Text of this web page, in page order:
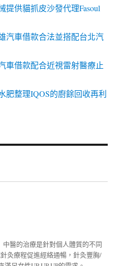
提供貓抓皮沙發代理Fasoul
汽車借款合法並搭配台北汽
車借款配合近視雷射醫療止
肥整理IQOS的廚餘回收再利
中醫的治療是針對個人體質的不同
灸療程促進經絡通暢，針灸豐胸/